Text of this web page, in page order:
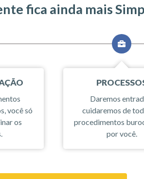
fica ainda mais
você só
os
Daremos
cuidaremos de
procedimentos
por você.